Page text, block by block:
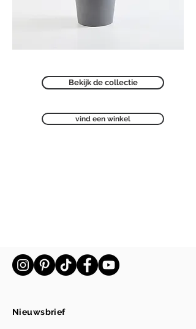
Bekijk de collectie
vind een winkel
Nieuwsbrief